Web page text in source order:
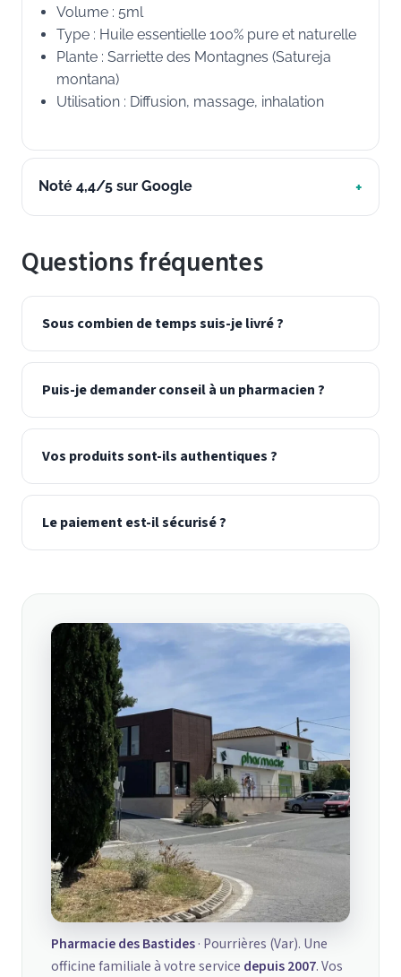
Volume : 5ml
Type : Huile essentielle 100% pure et naturelle
Plante : Sarriette des Montagnes (Satureja
montana)
Utilisation : Diffusion, massage, inhalation
Noté 4,4/5 sur Google
Questions fréquentes
Sous combien de temps suis-je livré ?
Puis-je demander conseil à un pharmacien ?
Vos produits sont-ils authentiques ?
Le paiement est-il sécurisé ?
Pharmacie des Bastides· Pourrières (Var). Une
officine familiale à votre service depuis 2007. Vos